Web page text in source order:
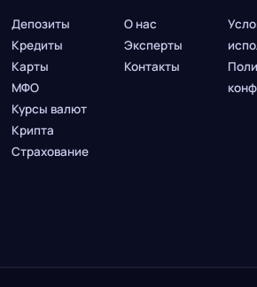
Депозиты
Кредиты
Карты
МФО
Курсы валют
Крипта
Страхование
О нас
Эксперты
Контакты